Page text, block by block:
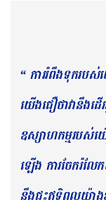
“ ការរំពឹងទុករប
យើងជឿថាវានឹងដ
ឧស្សាហកម្មរបស់យ
ឡើង ការចែករំលែ